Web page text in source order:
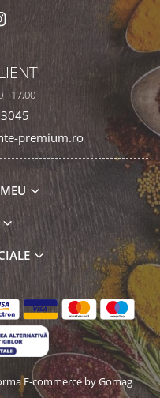
- 17,00
premium.ro
E-commerce by Gomag